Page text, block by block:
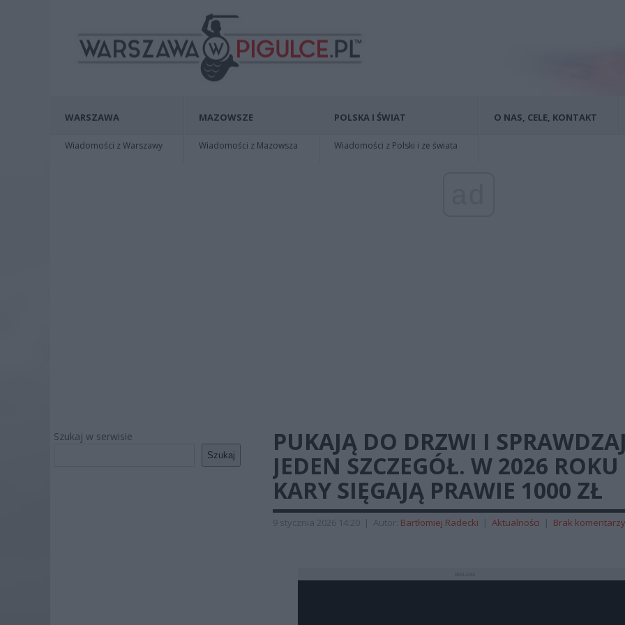
WARSZAWA
Wiadomości z Warszawy
MAZOWSZE
Wiadomości z Mazowsza
POLSKA I ŚWIAT
Wiadomości z Polski i ze świata
O NAS, CELE, KONTAKT
Szukaj w serwisie
Szukaj
PUKAJĄ DO DRZWI I
JEDEN SZCZEGÓŁ. W 2026 ROKU
KARY SIĘGAJĄ PRAWIE 1000 ZŁ
9 stycznia 2026 14:20 | Autor: Bartłomiej Radecki | Aktualności | Brak komentarzy